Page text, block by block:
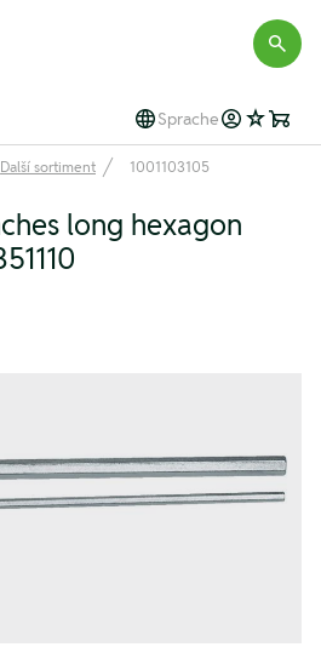
Sprache
Další sortiment 1001103105
long hexagon